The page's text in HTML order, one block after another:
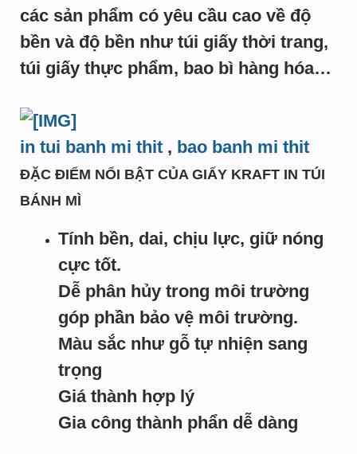
các sản phẩm có yêu cầu cao về độ
bền và độ bền như túi giấy thời trang,
túi giấy thực phẩm, bao bì hàng hóa…
in tui banh mi thit , bao banh mi thit
ĐẶC ĐIỂM NỔI BẬT CỦA GIẤY KRAFT IN TÚI
BÁNH MÌ
Tính bền, dai, chịu lực, giữ nóng
cực tốt.
Dễ phân hủy trong môi trường
góp phần bảo vệ môi trường.
Màu sắc như gỗ tự nhiện sang
trọng
Giá thành hợp lý
Gia công thành phẩn dễ dàng